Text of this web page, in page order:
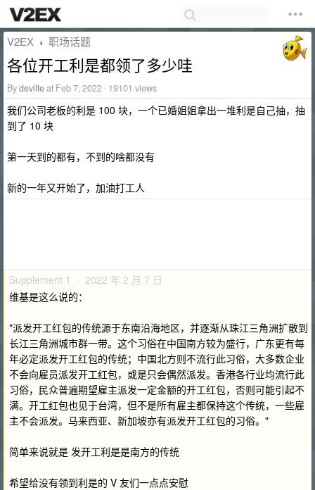
V2EX › 职场话题
各位开工利是都领了多少哇
Bydevilteat Feb 7, 2022 · 19101 views
我们公司老板的利是 100 块，一个已婚姐姐拿出一堆利是自己抽，抽
到了 10 块
第一天到的都有，不到的啥都没有
新的一年又开始了，加油打工人
Supplement 1 · 2022 年 2 月 7 日
维基是这么说的：
"派发开工红包的传统源于东南沿海地区，并逐渐从珠江三角洲扩散到
长江三角洲城市群一带。这个习俗在中国南方较为盛行，广东更有每
年必定派发开工红包的传统；中国北方则不流行此习俗，大多数企业
不会向雇员派发开工红包，或是只会偶然派发。香港各行业均流行此
习俗，民众普遍期望雇主派发一定金额的开工红包，否则可能引起不
满。开工红包也见于台湾，但不是所有雇主都保持这个传统，一些雇
主不会派发。马来西亚、新加坡亦有派发开工红包的习俗。"
简单来说就是 发开工利是是南方的传统
希望给没有领到利是的 V 友们一点点安慰